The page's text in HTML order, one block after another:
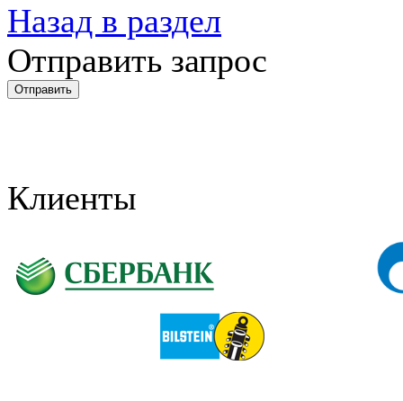
Назад в раздел
Отправить запрос
Клиенты